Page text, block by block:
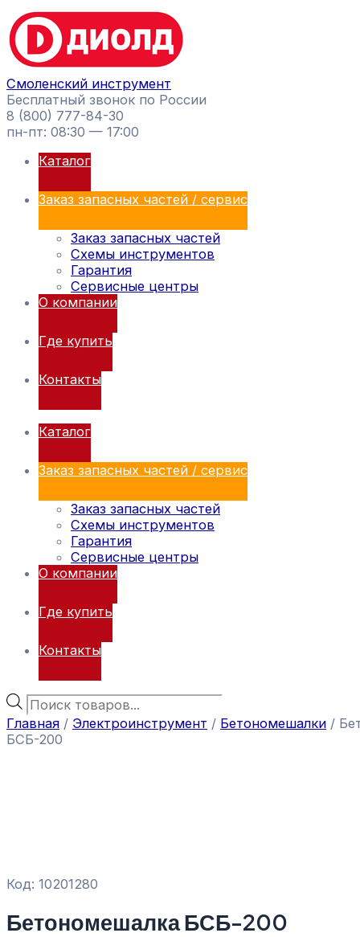
Перейти
к
содержимому
Смоленский инструмент
Бесплатный звонок по России
8 (800) 777-84-30
пн-пт: 08:30 — 17:00
Каталог
Заказ запасных частей / сервис
Заказ запасных частей
Схемы инструментов
Гарантия
Сервисные центры
О компании
Где купить
Контакты
Каталог
Заказ запасных частей / сервис
Заказ запасных частей
Схемы инструментов
Гарантия
Сервисные центры
О компании
Где купить
Контакты
Поиск
товаров
Главная / Электроинструмент / Бетономешалки /
БСБ-200
Код: 10201280
Бетономешалка БСБ-200